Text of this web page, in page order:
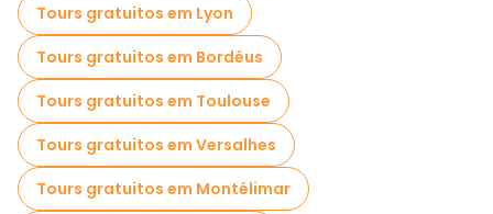
Tours de Natal em Estrasburgo
Passeios gratuitos perto Palais Rohan
Passeios gratuitos perto Guttenberg square
Tours gratuitos em Lyon
Tours gratuitos em Bordéus
Tours gratuitos em Toulouse
Tours gratuitos em Versalhes
Tours gratuitos em Montélimar